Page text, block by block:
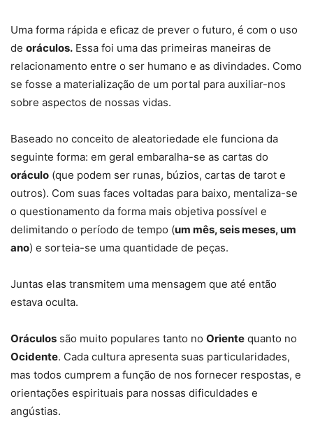
Uma forma rápida e eficaz de prever o futuro, é com o uso
de oráculos. Essa foi uma das primeiras maneiras de
relacionamento entre o ser humano e as divindades. Como
se fosse a materialização de um portal para auxiliar-nos
sobre aspectos de nossas vidas.
Baseado no conceito de aleatoriedade ele funciona da
seguinte forma: em geral embaralha-se as cartas do
oráculo (que podem ser runas, búzios, cartas de tarot e
outros). Com suas faces voltadas para baixo, mentaliza-se
o questionamento da forma mais objetiva possível e
delimitando o período de tempo (um mês, seis meses, um
ano) e sorteia-se uma quantidade de peças.
Juntas elas transmitem uma mensagem que até então
estava oculta.
Oráculos são muito populares tanto no Oriente quanto no
Ocidente. Cada cultura apresenta suas particularidades,
mas todos cumprem a função de nos fornecer respostas, e
orientações espirituais para nossas dificuldades e
angústias.